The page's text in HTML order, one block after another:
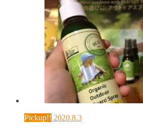
Pickup!! 2020.8.3